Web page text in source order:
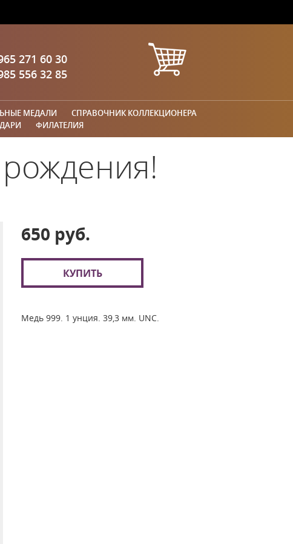
271 60 30
556 32 85
МЕДАЛИ
СПРАВОЧНИК КОЛЛЕКЦИОНЕРА
ФИЛАТЕЛИЯ
650 руб.
КУПИТЬ
Медь 999. 1 унция. 39,3 мм. UNC.